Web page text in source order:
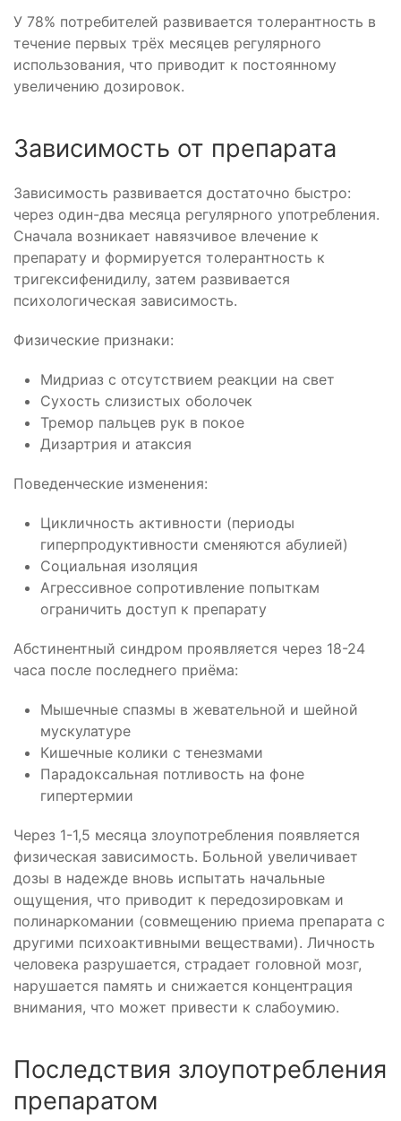
У 78% потребителей развивается толерантность в
течение первых трёх месяцев регулярного
использования, что приводит к постоянному
увеличению дозировок.
Зависимость от препарата
Зависимость развивается достаточно быстро:
через один-два месяца регулярного употребления.
Сначала возникает навязчивое влечение к
препарату и формируется толерантность к
тригексифенидилу, затем развивается
психологическая зависимость.
Физические признаки:
Мидриаз с отсутствием реакции на свет
Сухость слизистых оболочек
Тремор пальцев рук в покое
Дизартрия и атаксия
Поведенческие изменения:
Цикличность активности (периоды
гиперпродуктивности сменяются абулией)
Социальная изоляция
Агрессивное сопротивление попыткам
ограничить доступ к препарату
Абстинентный синдром проявляется через 18-24
часа после последнего приёма:
Мышечные спазмы в жевательной и шейной
мускулатуре
Кишечные колики с тенезмами
Парадоксальная потливость на фоне
гипертермии
Через 1-1,5 месяца злоупотребления появляется
физическая зависимость. Больной увеличивает
дозы в надежде вновь испытать начальные
ощущения, что приводит к передозировкам и
полинаркомании (совмещению приема препарата с
другими психоактивными веществами). Личность
человека разрушается, страдает головной мозг,
нарушается память и снижается концентрация
внимания, что может привести к слабоумию.
Последствия злоупотребления
препаратом